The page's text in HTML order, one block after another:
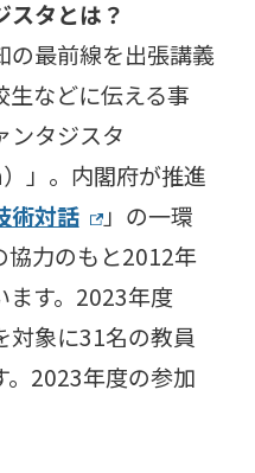
スタとは？
の最前線を出張講義
生などに伝える事
ンタジスタ
」。内閣府が推進
術対話
」の一環
協力のもと2012年
ます。2023年度
対象に31名の教員
。2023年度の参加